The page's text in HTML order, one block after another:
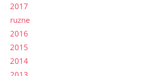
2017
ruzne
2016
2015
2014